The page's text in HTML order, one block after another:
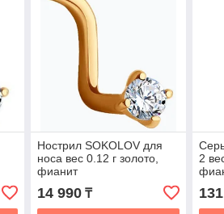
Нострил SOKOLOV для
носа вес 0.12 г золото,
фианит
14 990₸
2